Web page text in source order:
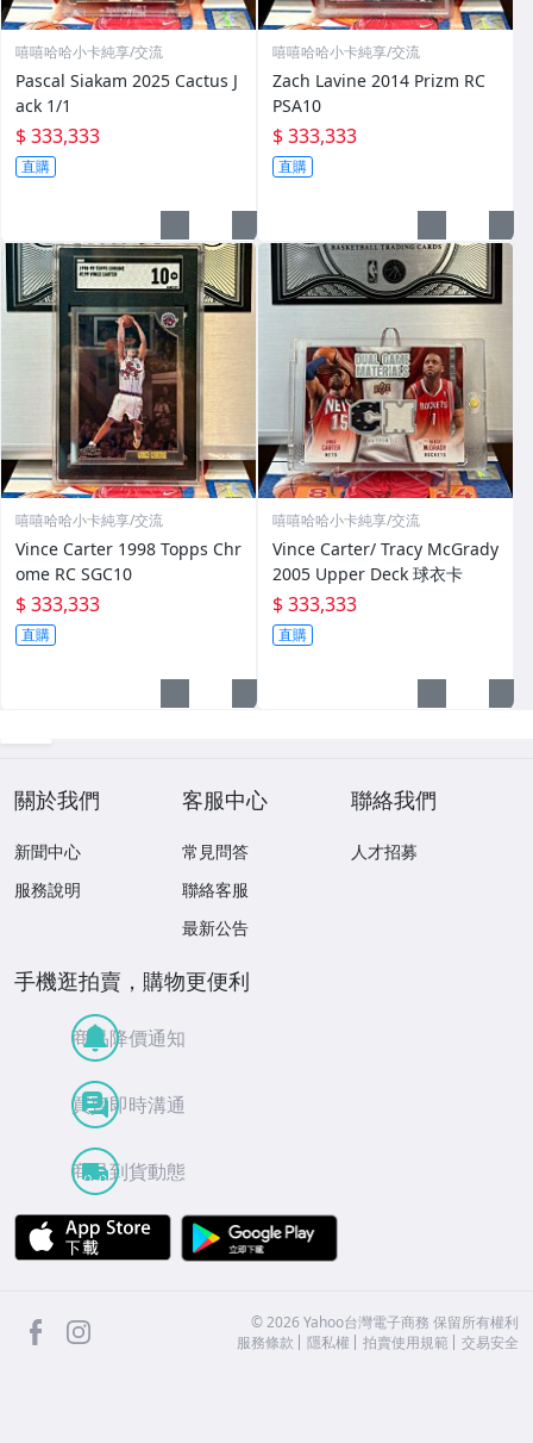
嘻嘻哈哈小卡純享/交流
Pascal Siakam 2025 Cactus J
ack 1/1
$ 333,333
直購
嘻嘻哈哈小卡純享/交流
Zach Lavine 2014 Prizm RC
PSA10
$ 333,333
直購
嘻嘻哈哈小卡純享/交流
Vince Carter 1998 Topps Chr
ome RC SGC10
$ 333,333
直購
嘻嘻哈哈小卡純享/交流
Vince Carter/ Tracy McGrady
2005 Upper Deck 球衣卡
$ 333,333
直購
關於我們
新聞中心
服務說明
客服中心
常見問答
聯絡客服
最新公告
聯絡我們
人才招募
手機逛拍賣，購物更便利
商品降價通知
買賣即時溝通
商品到貨動態
APP Store
facebook ©2026 Yahoo台灣電子商務 保留所有權利
服務條款
隱私權 拍賣使用規範 交易安全